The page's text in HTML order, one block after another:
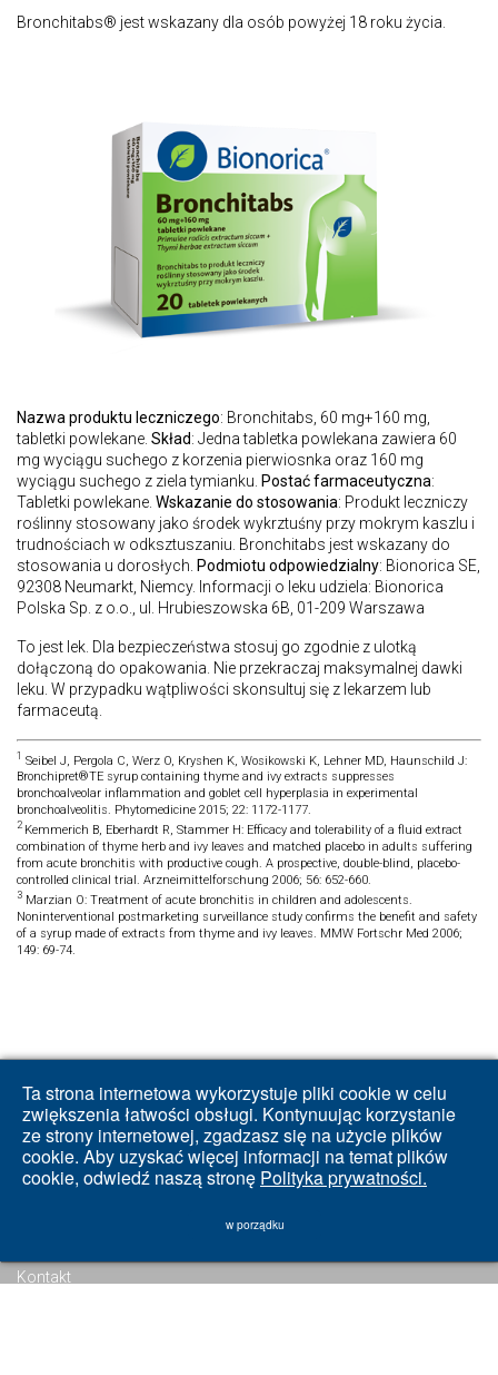
w porządku
Ta strona internetowa wykorzystuje pliki cookie w celu
zwiększenia łatwości obsługi. Kontynuując korzystanie
ze strony internetowej, zgadzasz się na użycie plików
cookie. Aby uzyskać więcej informacji na temat plików
cookie, odwiedź naszą stronę Polityka prywatności.
Bronchitabs® jest wskazany dla osób powyżej 18 roku życia.
Nazwa produktu leczniczego: Bronchitabs, 60 mg+160 mg,
tabletki powlekane. Skład: Jedna tabletka powlekana zawiera 60
mg wyciągu suchego z korzenia pierwiosnka oraz 160 mg
wyciągu suchego z ziela tymianku. Postać farmaceutyczna:
Tabletki powlekane. Wskazanie do stosowania: Produkt leczniczy
roślinny stosowany jako środek wykrztuśny przy mokrym kaszlu i
trudnościach w odksztuszaniu. Bronchitabs jest wskazany do
stosowania u dorosłych. Podmiotu odpowiedzialny: Bionorica SE,
92308 Neumarkt, Niemcy. Informacji o leku udziela: Bionorica
Polska Sp. z o.o., ul. Hrubieszowska 6B, 01-209 Warszawa
To jest lek. Dla bezpieczeństwa stosuj go zgodnie z ulotką
dołączoną do opakowania. Nie przekraczaj maksymalnej dawki
leku. W przypadku wątpliwości skonsultuj się z lekarzem lub
farmaceutą.
1 Seibel J, Pergola C, Werz O, Kryshen K, Wosikowski K, Lehner MD, Haunschild J:
Bronchipret®TE syrup containing thyme and ivy extracts suppresses
bronchoalveolar inflammation and goblet cell hyperplasia in experimental
bronchoalveolitis. Phytomedicine 2015; 22: 1172-1177.
2 Kemmerich B, Eberhardt R, Stammer H: Efficacy and tolerability of a fluid extract
combination of thyme herb and ivy leaves and matched placebo in adults suffering
from acute bronchitis with productive cough. A prospective, double-blind, placebo-
controlled clinical trial. Arzneimittelforschung 2006; 56: 652-660.
3 Marzian O: Treatment of acute bronchitis in children and adolescents.
Noninterventional postmarketing surveillance study confirms the benefit and safety
of a syrup made of extracts from thyme and ivy leaves. MMW Fortschr Med 2006;
149: 69-74.
Kontakt